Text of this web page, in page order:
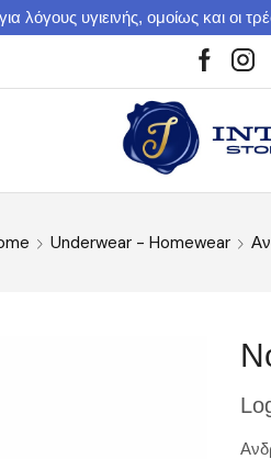
λόγους υγιεινής, ομοίως και οι
Underwear - Homewear